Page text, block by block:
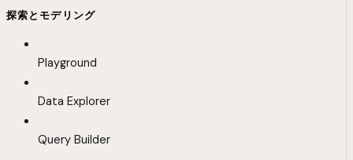
探索とモデリング
Playground
Data Explorer
Query Builder